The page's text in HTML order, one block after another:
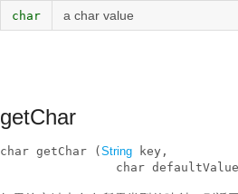
char a char value
getChar
char getChar ( String key,
char